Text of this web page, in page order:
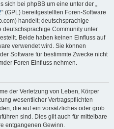
sich bei phpBB um eine unter der „
“ (GPL) bereitgestellten Foren-Software
handelt; deutschsprachige
deutschsprachige Community unter
Beide haben keinen Einfluss auf
verwendet wird. Sie können
Software für bestimmte Zwecke nicht
Foren Einfluss nehmen.
der Verletzung von Leben, Körper
wesentlicher Vertragspflichten
die auf ein vorsätzliches oder grob
sind. Dies gilt auch für mittelbare
entgangenen Gewinn.